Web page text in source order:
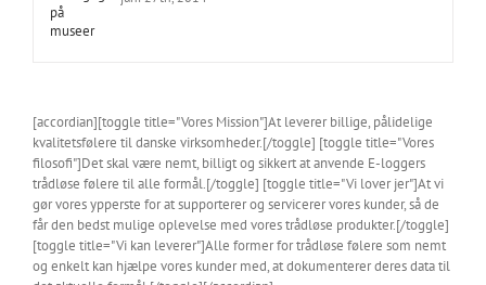
[accordian][toggle title="Vores Mission"]At leverer billige, pålidelige
kvalitetsfølere til danske virksomheder.[/toggle] [toggle title="Vores
filosofi"]Det skal være nemt, billigt og sikkert at anvende E-loggers
trådløse følere til alle formål.[/toggle] [toggle title="Vi lover jer"]At vi
gør vores ypperste for at supporterer og servicerer vores kunder, så de
får den bedst mulige oplevelse med vores trådløse produkter.[/toggle]
[toggle title="Vi kan leverer"]Alle former for trådløse følere som nemt
og enkelt kan hjælpe vores kunder med, at dokumenterer deres data til